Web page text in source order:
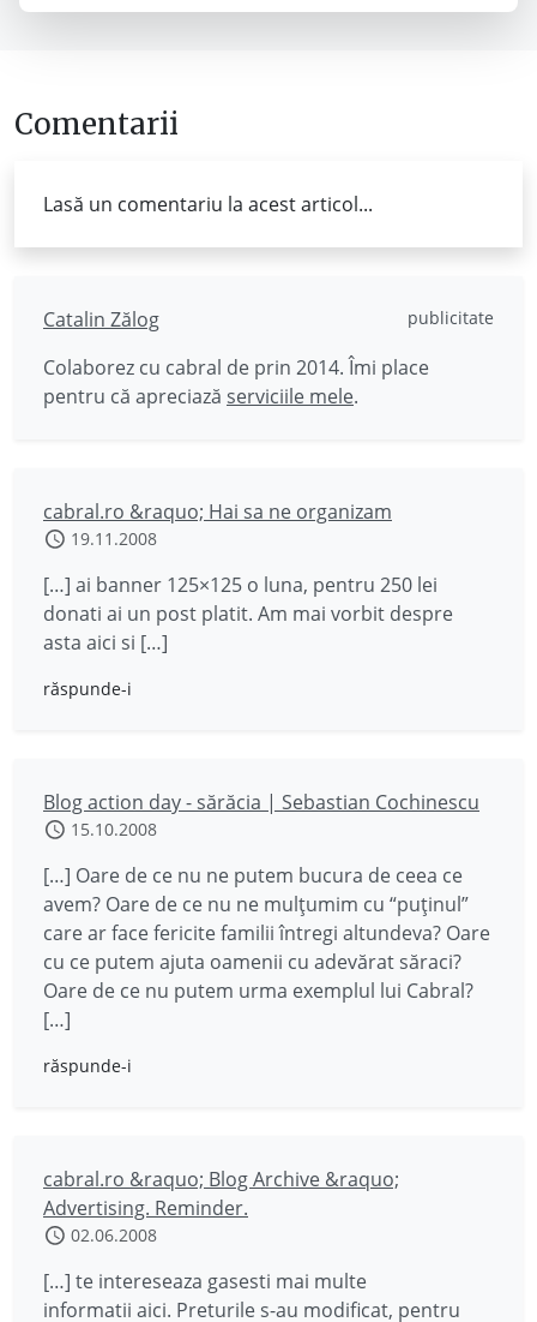
Comentarii
Lasă un comentariu la acest articol...
Catalin Zălog publicitate
Colaborez cu cabral de prin 2014. Îmi place
pentru că apreciază serviciile mele.
cabral.ro &raquo; Hai sa ne organizam
19.11.2008
[…] ai banner 125×125 o luna, pentru 250 lei
donati ai un post platit. Am mai vorbit despre
asta aici si […]
răspunde-i
Blog action day - sărăcia | Sebastian Cochinescu
15.10.2008
[…] Oare de ce nu ne putem bucura de ceea ce
avem? Oare de ce nu ne mulțumim cu “puținul”
care ar face fericite familii întregi altundeva? Oare
cu ce putem ajuta oamenii cu adevărat săraci?
Oare de ce nu putem urma exemplul lui Cabral?
[…]
răspunde-i
cabral.ro &raquo; Blog Archive &raquo;
Advertising. Reminder.
02.06.2008
[…] te intereseaza gasesti mai multe
informatii aici. Preturile s-au modificat, pentru